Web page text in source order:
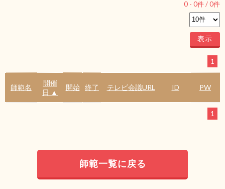
0 - 0件 /0件
1
師範名
開催
日 ▲
開始 終了 テレビ会議URL ID PW
1
師範一覧に戻る